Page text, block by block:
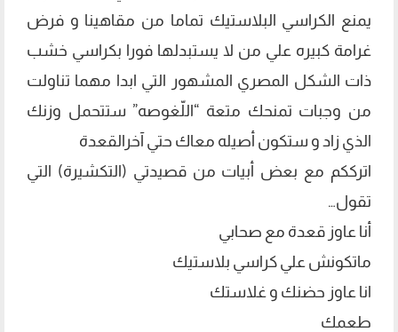
يمنع الكراسي البلاستيك تماما من مقاهينا و فرض
غرامة كبيره علي من لا يستبدلها فورا بكراسي خشب
ذات الشكل المصري المشهور التي ابدا مهما تناولت
من وجبات تمنحك متعة “اللّغوصه” ستتحمل وزنك
الذي زاد و ستكون أصيله معاك حتي آخرالقعدة
اترككم مع بعض أبيات من قصيدتي (التكشيرة) التي
تقول…
أنا عاوز قعدة مع صحابي
ماتكونش علي كراسي بلاستيك
انا عاوز حضنك و غلاستك
طعمك